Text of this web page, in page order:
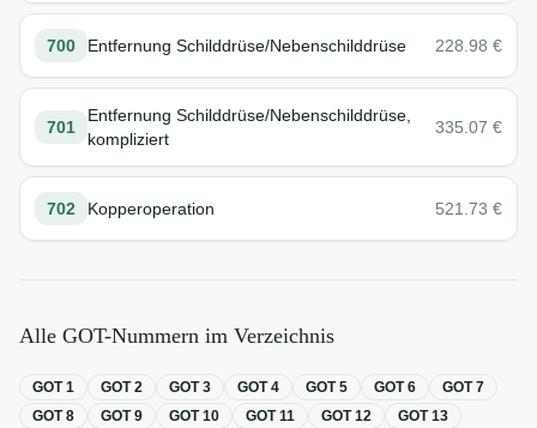
700 Entfernung Schilddrüse/Nebenschilddrüse 228.98 €
701
Entfernung Schilddrüse/Nebenschilddrüse,
kompliziert
335.07 €
702 Kopperoperation 521.73 €
Alle GOT-Nummern im Verzeichnis
GOT1 GOT2 GOT3 GOT4 GOT5 GOT6 GOT7
GOT8 GOT9 GOT10 GOT11 GOT12 GOT13